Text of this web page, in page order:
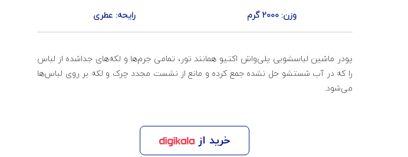
وزن: 2000 گرم رایحه: عطری
پودر ماشین لباسشویی پلی‌واش اکتیو همانند تور، تمامی جرم‌ها و لکه‌های جداشده از لباس
را که در آب شستشو حل نشده جمع کرده و مانع از نشست مجدد چرک و لکه بر روی لباس‌ها
می‌شود.
خرید از